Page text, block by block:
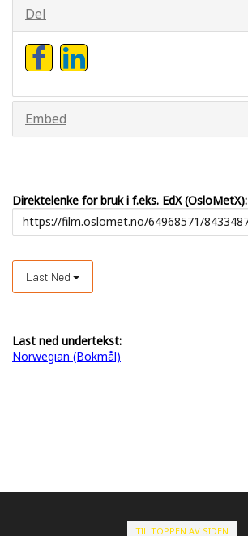
Del
Embed
Direktelenke for bruk i f.eks. EdX (OsloMetX):
Last Ned
Last ned undertekst:
Norwegian (Bokmål)
TIL TOPPEN AV SIDEN